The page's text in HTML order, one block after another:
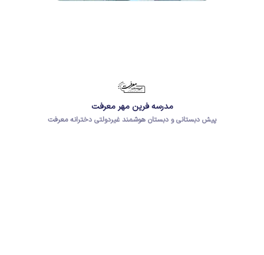
مدرسه فرین مهر معرفت
پیش دبستانی و دبستان هوشمند غیردولتی دخترانه معرفت